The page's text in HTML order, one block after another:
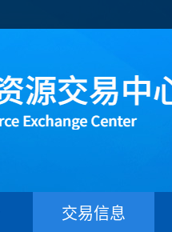
交易信息